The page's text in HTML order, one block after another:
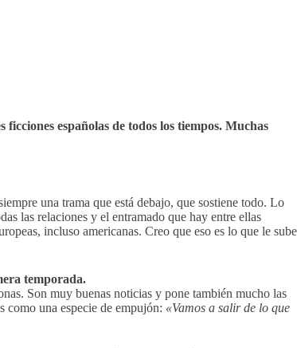
españolas de todos los tiempos. Muchas
una trama que está debajo, que sostiene todo. Lo
las relaciones y el entramado que hay entre ellas
incluso americanas. Creo que eso es lo que le sube
temporada.
Son muy buenas noticias y pone también mucho las
como una especie de empujón: «Vamos a salir de lo que